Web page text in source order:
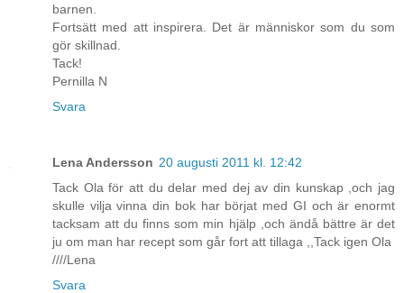
barnen.
Fortsätt med att inspirera. Det är människor som du som
gör skillnad.
Tack!
Pernilla N
Svara
Lena Andersson 20 augusti 2011 kl. 12:42
Tack Ola för att du delar med dej av din kunskap ,och jag
skulle vilja vinna din bok har börjat med GI och är enormt
tacksam att du finns som min hjälp ,och ändå bättre är det
ju om man har recept som går fort att tillaga ,,Tack igen Ola
////Lena
Svara